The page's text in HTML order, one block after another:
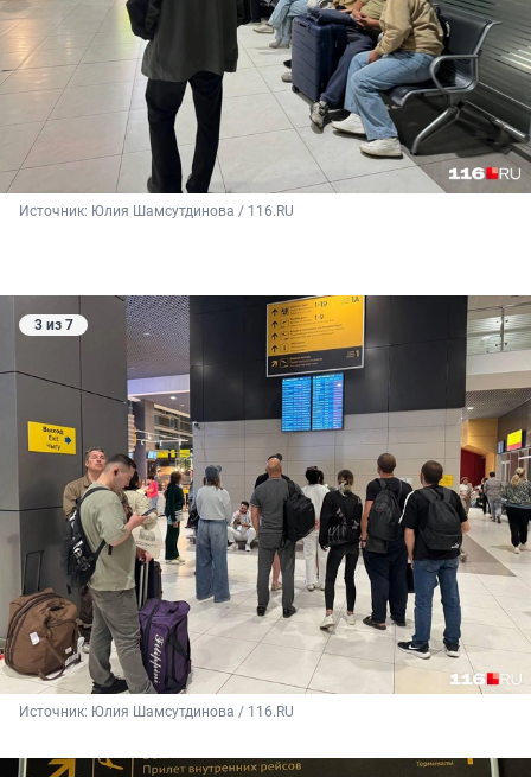
Источник: Юлия Шамсутдинова / 116.RU
3 из 7
Источник: Юлия Шамсутдинова / 116.RU